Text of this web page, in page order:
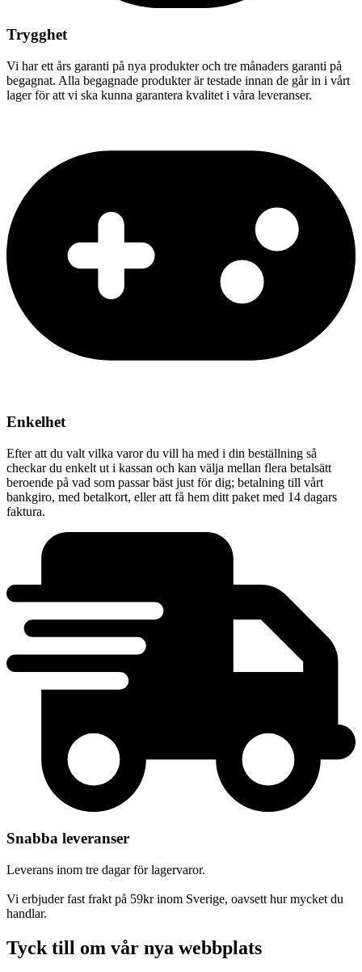
Trygghet
Vi har ett års garanti på nya produkter och tre månaders garanti på
begagnat. Alla begagnade produkter är testade innan de går in i vårt
lager för att vi ska kunna garantera kvalitet i våra leveranser.
Enkelhet
Efter att du valt vilka varor du vill ha med i din beställning så
checkar du enkelt ut i kassan och kan välja mellan flera betalsätt
beroende på vad som passar bäst just för dig; betalning till vårt
bankgiro, med betalkort, eller att få hem ditt paket med 14 dagars
faktura.
Snabba leveranser
Leverans inom tre dagar för lagervaror.
Vi erbjuder fast frakt på 59kr inom Sverige, oavsett hur mycket du
handlar.
Tyck till om vår nya webbplats